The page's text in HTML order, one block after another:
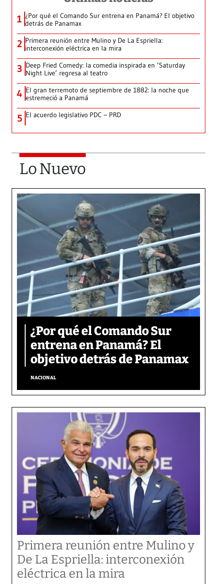
1 ¿Por qué el Comando Sur entrena en Panamá? El objetivo
detrás de Panamax
2 Primera reunión entre Mulino y De La Espriella:
interconexión eléctrica en la mira
3 Deep Fried Comedy: la comedia inspirada en ‘Saturday
Night Live’ regresa al teatro
4 El gran terremoto de septiembre de 1882: la noche que
estremeció a Panamá
5 El acuerdo legislativo PDC – PRD
Lo Nuevo
¿Por qué el Comando Sur
entrena en Panamá? El
objetivo detrás de Panamax
NACIONAL
Primera reunión entre Mulino y
De La Espriella: interconexión
eléctrica en la mira